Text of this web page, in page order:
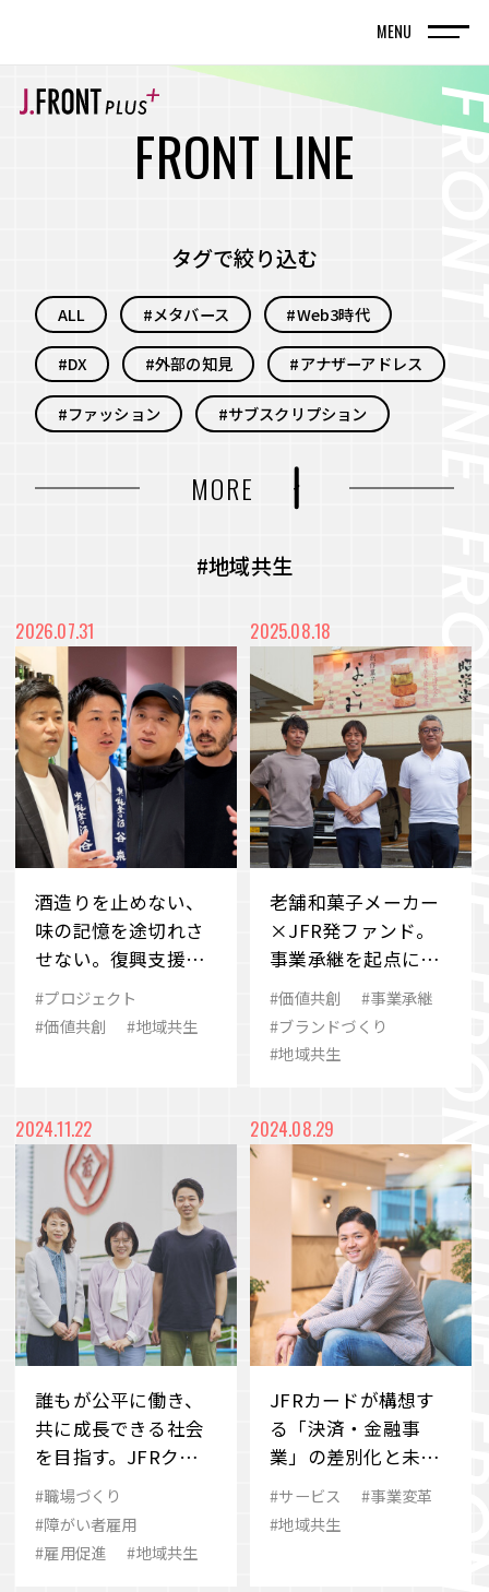
MENU
TOP トップページ
SPECIAL EDITION 特集記事
百貨店が街の新しい風景を編んでいく。神戸旧居
留地で体現する、共創型まちづくりの実践
地）に― グループシナジーと地域連携で街の魅
未来をより良く、面白くするー 従業員のWillを
起点に、スタートアップ企業との共創を目指すC
VIEW MORE
#メタバース #Web3時代 #DX
#外部の知見 #アナザーアドレス
#ファッション #サブスクリプション
#自分事 #サービス #新規事業
VIEW MORE
会社案内
IR情報
サステナビリティ
ニュース＆トピックス
採用情報
お問い合わせ
FRONT LINE
タグで絞り込む
ALL #メタバース #Web3時代
#DX #外部の知見 #アナザーアドレス
#ファッション #サブスクリプション
#メディア
#産学連携
#デベロッパー事業 #職場づくり
#障がい者雇用 #雇用促進 #地域共栄
#リユース #価値共創 #環境共生
#事業承継 #ブランドづくり
#サステナビリティ #若手社員
#クラウドファンディング #消費科学研究所
#歴史 #ありたい姿
#SCARZ
#ビューティー #地域共生 #品質
MORE
#地域共生
2026.07.31
酒造りを止めない、
味の記憶を途切れさ
せない。復興支援を
超えて続く共創のか
たち
#プロジェクト
#価値共創
#地域共生
2025.08.18
老舗和菓子メーカー
×JFR発ファンド。
事業承継を起点に
「二人三脚」で描く
未来
#価値共創
#事業承継
#ブランドづくり
#地域共生
2024.11.22
誰もが公平に働き、
共に成長できる社会
を目指す。JFRクリエ
が実現する真のDE&I
に迫る
#職場づくり
#障がい者雇用
#雇用促進
#地域共生
2024.08.29
JFRカードが構想す
る「決済・金融事
業」の差別化と未来
図
#サービス
#事業変革
#地域共生